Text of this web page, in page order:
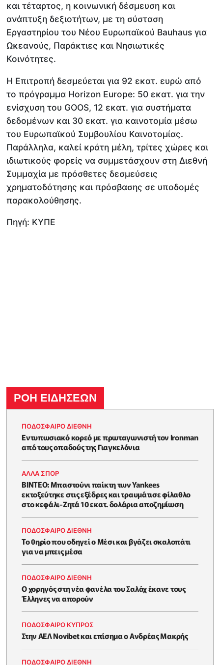
και τέταρτος, η κοινωνική δέσμευση και
ανάπτυξη δεξιοτήτων, με τη σύσταση
Εργαστηρίου του Νέου Ευρωπαϊκού Bauhaus για
Ωκεανούς, Παράκτιες και Νησιωτικές
Κοινότητες.
Η Επιτροπή δεσμεύεται για 92 εκατ. ευρώ από
το πρόγραμμα Horizon Europe: 50 εκατ. για την
ενίσχυση του GOOS, 12 εκατ. για συστήματα
δεδομένων και 30 εκατ. για καινοτομία μέσω
του Ευρωπαϊκού Συμβουλίου Καινοτομίας.
Παράλληλα, καλεί κράτη μέλη, τρίτες χώρες και
ιδιωτικούς φορείς να συμμετάσχουν στη Διεθνή
Συμμαχία με πρόσθετες δεσμεύσεις
χρηματοδότησης και πρόσβασης σε υποδομές
παρακολούθησης.
Πηγή: ΚΥΠΕ
ΡΟΗ ΕΙΔΗΣΕΩΝ
ΠΟΔΟΣΦΑΙΡΟ ΔΙΕΘΝΗ
Εντυπωσιακό κορεό με πρωταγωνιστή τον Ironman
από τους οπαδούς της Γιαγκελόνια
ΑΛΛΑ ΣΠΟΡ
ΒΙΝΤΕΟ: Μπαστούνι παίκτη των Yankees
εκτοξεύτηκε στις εξέδρες και τραυμάτισε φίλαθλο
στο κεφάλι-Ζητά 10 εκατ. δολάρια αποζημίωση
ΠΟΔΟΣΦΑΙΡΟ ΔΙΕΘΝΗ
Το θηρίο που οδηγεί ο Μέσι και βγάζει σκαλοπάτι
για να μπεις μέσα
ΠΟΔΟΣΦΑΙΡΟ ΔΙΕΘΝΗ
Ο χορηγός στη νέα φανέλα του Σαλάχ έκανε τους
Έλληνες να απορούν
ΠΟΔΟΣΦΑΙΡΟ ΚΥΠΡΟΣ
Στην ΑΕΛ Novibet και επίσημα ο Ανδρέας Μακρής
ΠΟΔΟΣΦΑΙΡΟ ΔΙΕΘΝΗ